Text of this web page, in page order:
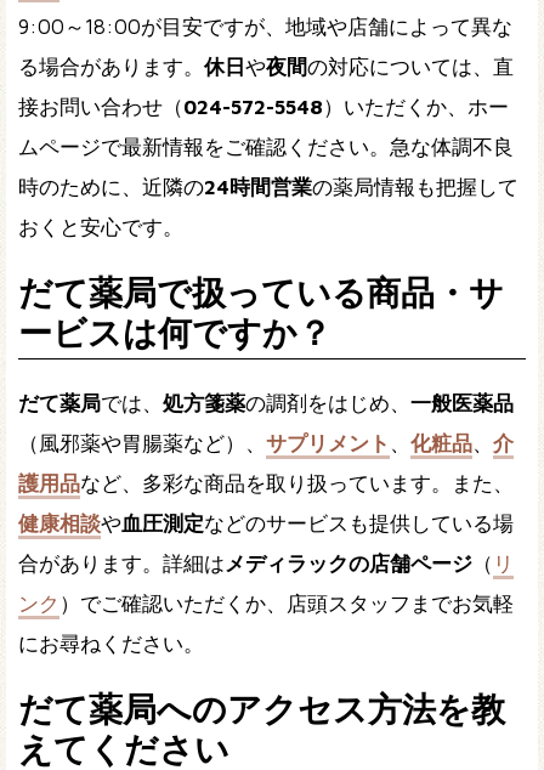
9:00～18:00が目安ですが、地域や店舗によって異な
る場合があります。 休日や夜間の対応については、直
接お問い合わせ（024-572-5548）いただくか、ホー
ムページで最新情報をご確認ください。急な体調不良
時のために、近隣の24時間営業の薬局情報も把握して
おくと安心です。
だて薬局で扱っている商品・サ
ービスは何ですか？
だて薬局では、 処方箋薬の調剤をはじめ、 一般医薬品
（風邪薬や胃腸薬など）、 サプリメント 、 化粧品、 介
護用品など、多彩な商品を取り扱っています。また、
健康相談や血圧測定などのサービスも提供している場
合があります。詳細は メディラックの店舗ページ （ リ
ンク ）でご確認いただくか、店頭スタッフまでお気軽
にお尋ねください。
だて薬局へのアクセス方法を教
えてください